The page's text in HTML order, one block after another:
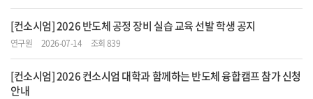
[컨소시엄] 2026 반도체 공정 장비 실습 교육 선발 학생 공지
연구원 2026-07-14 조회 839
[컨소시엄] 2026 컨소시엄 대학과 함께하는 반도체 융합캠프 참가 신청
안내